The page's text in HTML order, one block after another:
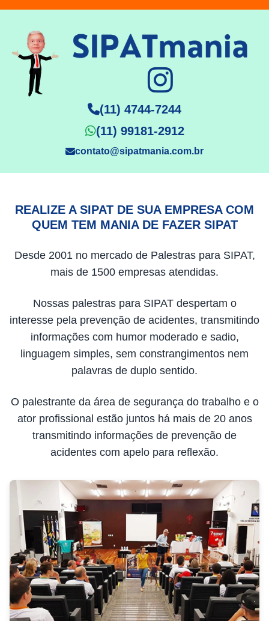
(11) 4744-7244
(11) 99181-2912
contato@sipatmania.com.br
REALIZE A SIPAT DE SUA EMPRESA COM
QUEM TEM MANIA DE FAZER SIPAT
Desde 2001 no mercado de Palestras para SIPAT,
mais de 1500 empresas atendidas.
Nossas palestras para SIPAT despertam o
interesse pela prevenção de acidentes, transmitindo
informações com humor moderado e sadio,
linguagem simples, sem constrangimentos nem
palavras de duplo sentido.
O palestrante da área de segurança do trabalho e o
ator profissional estão juntos há mais de 20 anos
transmitindo informações de prevenção de
acidentes com apelo para reflexão.